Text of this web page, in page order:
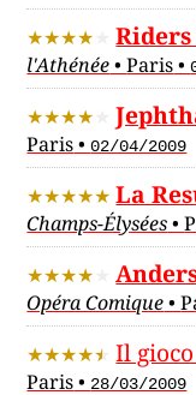
l'Athénée•Paris•
Paris•02/04/2009
La
Champs-Élysées•
Opéra Comique•
Il
Paris• 28/03/2009